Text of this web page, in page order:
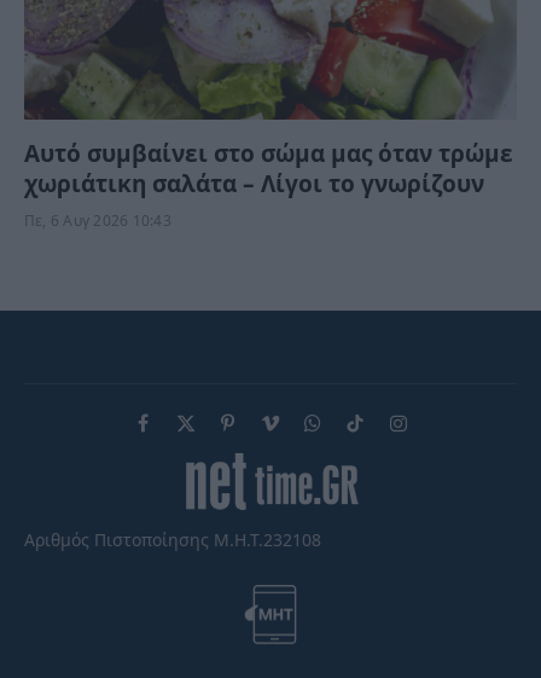
Αυτό συμβαίνει στο σώμα μας όταν τρώμε
χωριάτικη σαλάτα – Λίγοι το γνωρίζουν
Πε, 6 Αυγ 2026 10:43
Facebook
X
(Twitter)
PinterestVimeoWhatsApp
TikTokInstagram
Αριθμός Πιστοποίησης Μ.Η.Τ.232108